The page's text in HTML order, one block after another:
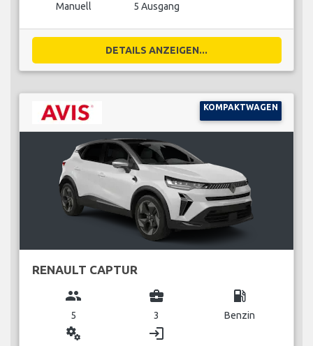
Manuell 5 Ausgang
DETAILS ANZEIGEN...
KOMPAKTWAGEN
RENAULT CAPTUR
group
5
business_center
3
local_gas_station
Benzin
miscellaneous_services login